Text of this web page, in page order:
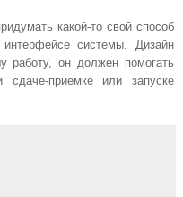
какой-то свой способ
системы. Дизайн
работу, он должен помогать
сдаче-приемке или запуске